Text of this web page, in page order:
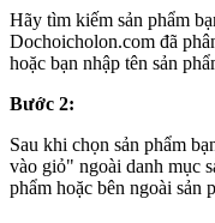
Hãy tìm kiếm sản phẩm
Dochoicholon.com đã
hoặc bạn nhập tên sản
Bước 2:
Sau khi chọn sản phẩm
vào giỏ" ngoài danh mục
phẩm hoặc bên ngoài sản